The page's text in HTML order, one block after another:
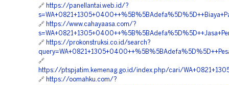
🔗 https://panellantai.web.id/?
🔗 https://www.cahayaasa.com/?
🔗 https://prokonstruksi.co.id/search?
🔗
https://ptspjatim.kemenag.go.id/index.php/cari/
🔗 https://oomahku.com/?